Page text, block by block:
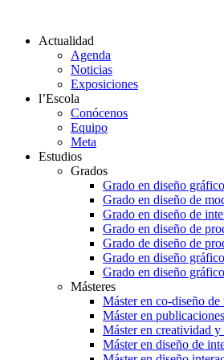
Actualidad
Agenda
Noticias
Exposiciones
l’Escola
Conócenos
Equipo
Meta
Estudios
Grados
Grado en diseño gráfico
Grado en diseño de
Grado en diseño de
Grado en diseño de
Grado de diseño de
Grado en diseño
Grado en diseño
Másteres
Máster en co-diseño
Máster en
Máster en creatividad
Máster en diseño de